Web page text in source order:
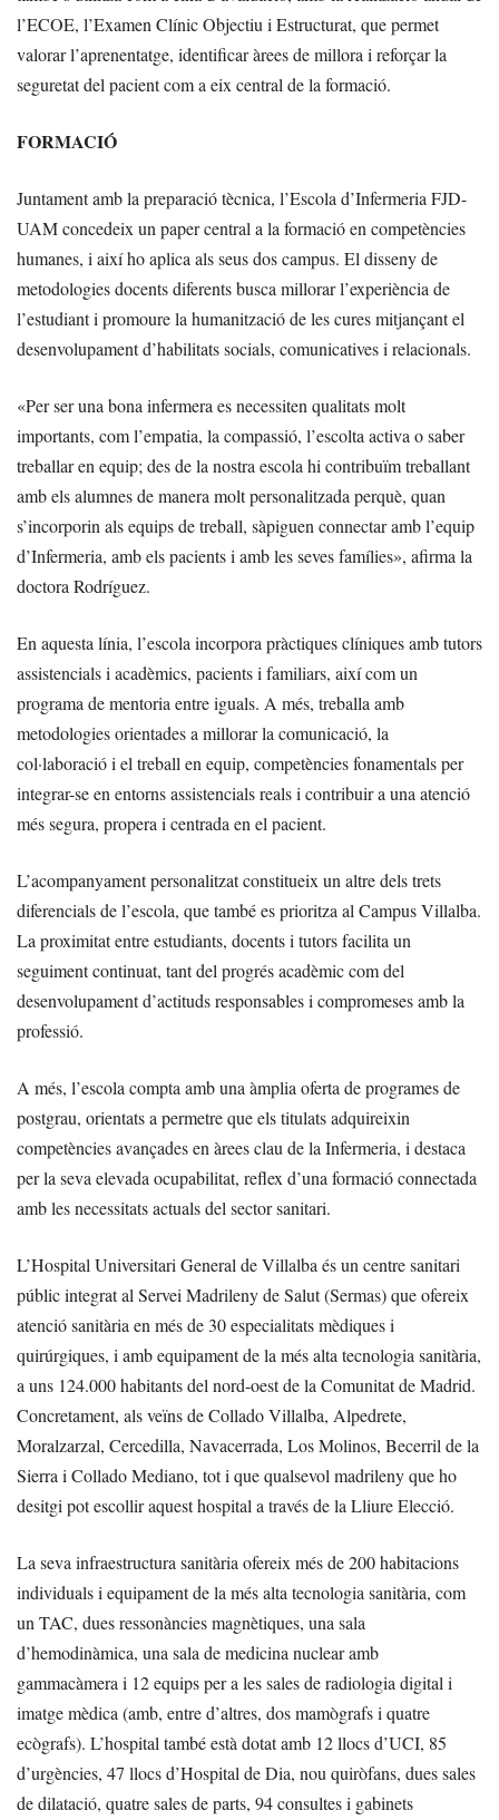
l’ECOE, l’Examen Clínic Objectiu i Estructurat, que permet
valorar l’aprenentatge, identificar àrees de millora i reforçar la
seguretat del pacient com a eix central de la formació.
FORMACIÓ
Juntament amb la preparació tècnica, l’Escola d’Infermeria FJD-
UAM concedeix un paper central a la formació en competències
humanes, i així ho aplica als seus dos campus. El disseny de
metodologies docents diferents busca millorar l’experiència de
l’estudiant i promoure la humanització de les cures mitjançant el
desenvolupament d’habilitats socials, comunicatives i relacionals.
«Per ser una bona infermera es necessiten qualitats molt
importants, com l’empatia, la compassió, l’escolta activa o saber
treballar en equip; des de la nostra escola hi contribuïm treballant
amb els alumnes de manera molt personalitzada perquè, quan
s’incorporin als equips de treball, sàpiguen connectar amb l’equip
d’Infermeria, amb els pacients i amb les seves famílies», afirma la
doctora Rodríguez.
En aquesta línia, l’escola incorpora pràctiques clíniques amb tutors
assistencials i acadèmics, pacients i familiars, així com un
programa de mentoria entre iguals. A més, treballa amb
metodologies orientades a millorar la comunicació, la
col·laboració i el treball en equip, competències fonamentals per
integrar-se en entorns assistencials reals i contribuir a una atenció
més segura, propera i centrada en el pacient.
L’acompanyament personalitzat constitueix un altre dels trets
diferencials de l’escola, que també es prioritza al Campus Villalba.
La proximitat entre estudiants, docents i tutors facilita un
seguiment continuat, tant del progrés acadèmic com del
desenvolupament d’actituds responsables i compromeses amb la
professió.
A més, l’escola compta amb una àmplia oferta de programes de
postgrau, orientats a permetre que els titulats adquireixin
competències avançades en àrees clau de la Infermeria, i destaca
per la seva elevada ocupabilitat, reflex d’una formació connectada
amb les necessitats actuals del sector sanitari.
L’Hospital Universitari General de Villalba és un centre sanitari
públic integrat al Servei Madrileny de Salut (Sermas) que ofereix
atenció sanitària en més de 30 especialitats mèdiques i
quirúrgiques, i amb equipament de la més alta tecnologia sanitària,
a uns 124.000 habitants del nord-oest de la Comunitat de Madrid.
Concretament, als veïns de Collado Villalba, Alpedrete,
Moralzarzal, Cercedilla, Navacerrada, Los Molinos, Becerril de la
Sierra i Collado Mediano, tot i que qualsevol madrileny que ho
desitgi pot escollir aquest hospital a través de la Lliure Elecció.
La seva infraestructura sanitària ofereix més de 200 habitacions
individuals i equipament de la més alta tecnologia sanitària, com
un TAC, dues ressonàncies magnètiques, una sala
d’hemodinàmica, una sala de medicina nuclear amb
gammacàmera i 12 equips per a les sales de radiologia digital i
imatge mèdica (amb, entre d’altres, dos mamògrafs i quatre
ecògrafs). L’hospital també està dotat amb 12 llocs d’UCI, 85
d’urgències, 47 llocs d’Hospital de Dia, nou quiròfans, dues sales
de dilatació, quatre sales de parts, 94 consultes i gabinets